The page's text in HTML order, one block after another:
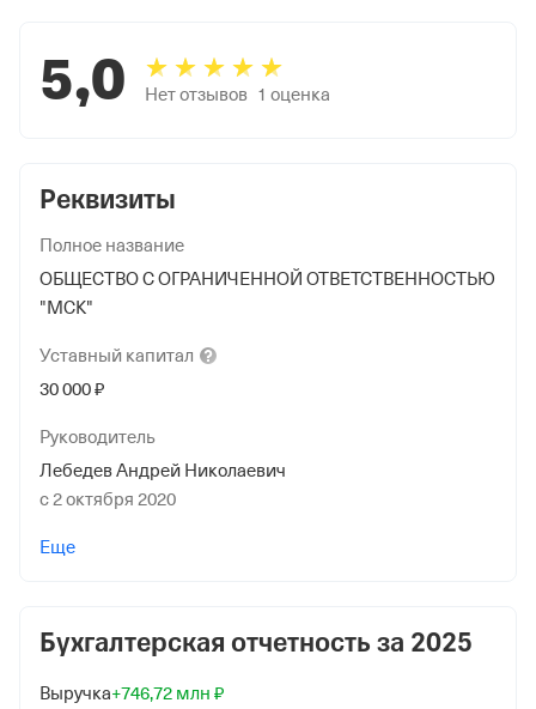
Реквизиты
Полное название
ОБЩЕСТВО С ОГРАНИЧЕННОЙ ОТВЕТСТВЕННОСТЬЮ
"МСК"
Уставный капитал
30 000 ₽
Руководитель
Лебедев Андрей Николаевич
с 2 октября 2020
Лебедев Андрей Николаевич
Форма
Еще
Бухгалтерская отчетность за 2025
Выручка+746,72 млн ₽
5,0 Нет отзывов 1 оценка